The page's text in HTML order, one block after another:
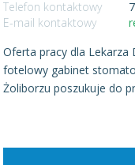
Telefon kontaktowy
E-mail kontaktowy
Oferta pracy dla Lekarza
fotelowy gabinet
Żoliborzu poszukuje do